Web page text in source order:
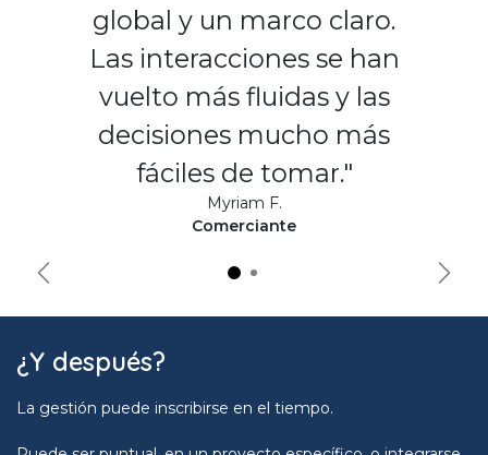
global y un marco claro.
Las interacciones se han
vuelto más fluidas y las
decisiones mucho más
fáciles de tomar."
Myriam F.
Comerciante
Précédent
¿Y después?
La gestión puede inscribirse en el tiempo.